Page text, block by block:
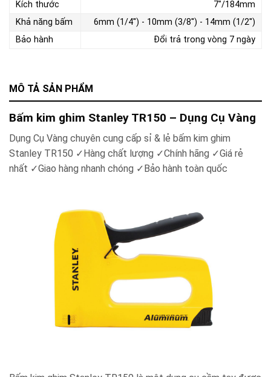
MÔ TẢ SẢN PHẨM
Bấm kim ghim Stanley TR150 – Dụng Cụ Vàng
Dụng Cụ Vàng chuyên cung cấp sỉ & lẻ bấm kim ghim
Stanley TR150 ✓ Hàng chất lượng ✓Chính hãng ✓Giá rẻ
nhất ✓Giao hàng nhanh chóng ✓ Bảo hành toàn quốc
Kích thước
7"/184mm
Khả năng bấm
6mm (1/4'') - 10mm (3/8'') - 14mm (1/2'')
Bảo hành
Đổi trả trong vòng 7 ngày